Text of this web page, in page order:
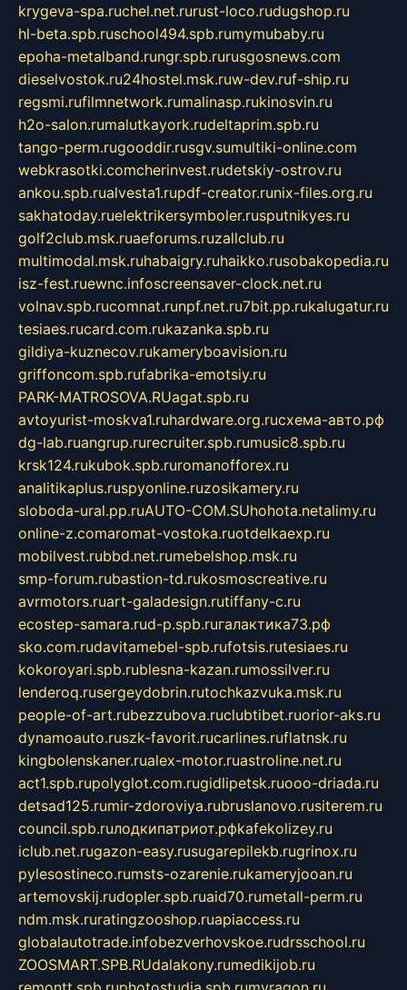
krygeva-spa.ruchel.net.rurust-loco.rudugshop.ru
hl-beta.spb.ruschool494.spb.rumymubaby.ru
epoha-metalband.rungr.spb.rurusgosnews.com
dieselvostok.ru24hostel.msk.ruw-dev.ruf-ship.ru
regsmi.rufilmnetwork.rumalinasp.rukinosvin.ru
h2o-salon.rumalutkayork.rudeltaprim.spb.ru
tango-perm.rugooddir.rusgv.sumultiki-online.com
webkrasotki.comcherinvest.rudetskiy-ostrov.ru
ankou.spb.rualvesta1.rupdf-creator.runix-files.org.ru
sakhatoday.ruelektrikersymboler.rusputnikyes.ru
golf2club.msk.ruaeforums.ruzallclub.ru
multimodal.msk.ruhabaigry.ruhaikko.rusobakopedia.ru
isz-fest.ruewnc.infoscreensaver-clock.net.ru
volnav.spb.rucomnat.runpf.net.ru7bit.pp.rukalugatur.ru
tesiaes.rucard.com.rukazanka.spb.ru
gildiya-kuznecov.rukameryboavision.ru
griffoncom.spb.rufabrika-emotsiy.ru
PARK-MATROSOVA.RUagat.spb.ru
avtoyurist-moskva1.ruhardware.org.ruсхема-авто.рф
dg-lab.ruangrup.rurecruiter.spb.rumusic8.spb.ru
krsk124.rukubok.spb.ruromanofforex.ru
analitikaplus.ruspyonline.ruzosikamery.ru
sloboda-ural.pp.ruAUTO-COM.SUhohota.netalimy.ru
online-z.comaromat-vostoka.ruotdelkaexp.ru
mobilvest.rubbd.net.rumebelshop.msk.ru
smp-forum.rubastion-td.rukosmoscreative.ru
avrmotors.ruart-galadesign.rutiffany-c.ru
ecostep-samara.rud-p.spb.ruгалактика73.рф
sko.com.rudavitamebel-spb.rufotsis.rutesiaes.ru
kokoroyari.spb.rublesna-kazan.rumossilver.ru
lenderoq.rusergeydobrin.rutochkazvuka.msk.ru
people-of-art.rubezzubova.ruclubtibet.ruorior-aks.ru
dynamoauto.ruszk-favorit.rucarlines.ruflatnsk.ru
kingbolenskaner.rualex-motor.ruastroline.net.ru
act1.spb.rupolyglot.com.rugidlipetsk.ruooo-driada.ru
detsad125.rumir-zdoroviya.rubruslanovo.rusiterem.ru
council.spb.ruлодкипатриот.рфkafekolizey.ru
iclub.net.rugazon-easy.rusugarepilekb.rugrinox.ru
pylesostineco.rumsts-ozarenie.rukameryjooan.ru
artemovskij.rudopler.spb.ruaid70.rumetall-perm.ru
ndm.msk.ruratingzooshop.ruapiaccess.ru
globalautotrade.infobezverhovskoe.rudrsschool.ru
ZOOSMART.SPB.RUdalakony.rumedikijob.ru